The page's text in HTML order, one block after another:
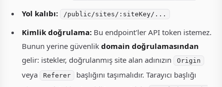
Yol kalıbı: /public/sites/:siteKey/...
Kimlik doğrulama: Bu endpoint'ler API token istemez.
Bunun yerine güvenlik domain doğrulamasından
gelir: istekler, doğrulanmış site alan adınızın
Origin
veya Referer
başlığını taşımalıdır. Tarayıcı başlığı